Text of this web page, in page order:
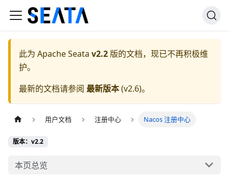
此为 Apache Seata v2.2 版的文档，现已不再积极维
护。
最新的文档请参阅 最新版本(v2.6)。
用户文档 注册中心 Nacos 注册中心
版本：v2.2
本页总览